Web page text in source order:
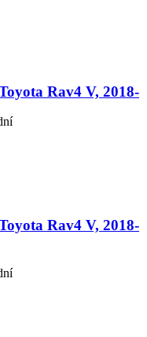
Rav4 V, 2018-
Rav4 V, 2018-